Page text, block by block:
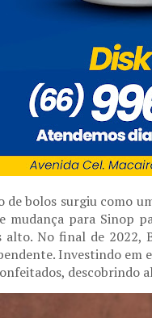
bolos surgiu como
mudança para Sinop
alto. No final de
Investindo
descobrindo